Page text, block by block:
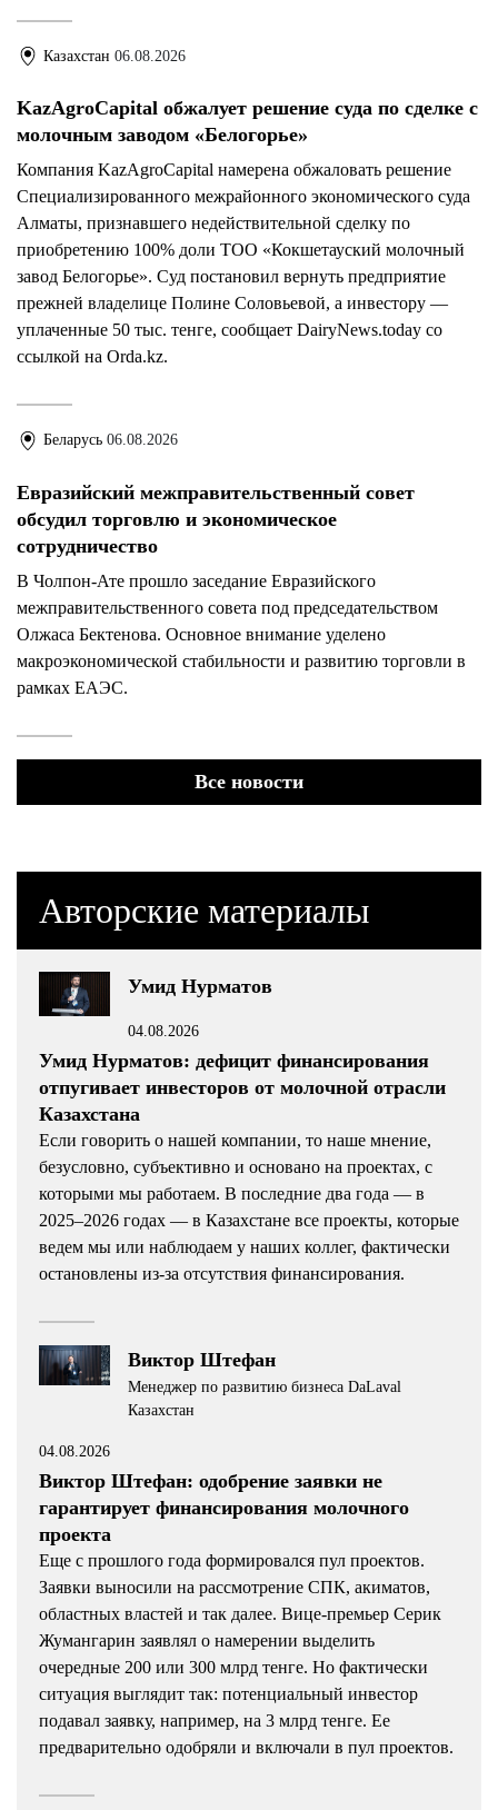
Казахстан 06.08.2026
KazAgroCapital обжалует решение суда по сделке с
молочным заводом «Белогорье»
Компания KazAgroCapital намерена обжаловать решение
Специализированного межрайонного экономического суда
Алматы, признавшего недействительной сделку по
приобретению 100% доли ТОО «Кокшетауский молочный
завод Белогорье». Суд постановил вернуть предприятие
прежней владелице Полине Соловьевой, а инвестору —
уплаченные 50 тыс. тенге, сообщает DairyNews.today со
ссылкой на Orda.kz.
Беларусь 06.08.2026
Евразийский межправительственный совет
обсудил торговлю и экономическое
сотрудничество
В Чолпон-Ате прошло заседание Евразийского
межправительственного совета под председательством
Олжаса Бектенова. Основное внимание уделено
макроэкономической стабильности и развитию торговли в
рамках ЕАЭС.
Все новости
Авторские материалы
Умид Нурматов
04.08.2026
Умид Нурматов: дефицит финансирования
отпугивает инвесторов от молочной отрасли
Казахстана
Если говорить о нашей компании, то наше мнение,
безусловно, субъективно и основано на проектах, с
которыми мы работаем. В последние два года — в
2025–2026 годах — в Казахстане все проекты, которые
ведем мы или наблюдаем у наших коллег, фактически
остановлены из-за отсутствия финансирования.
Виктор Штефан
Менеджер по развитию бизнеса DaLaval
Казахстан
04.08.2026
Виктор Штефан: одобрение заявки не
гарантирует финансирования молочного
проекта
Еще с прошлого года формировался пул проектов.
Заявки выносили на рассмотрение СПК, акиматов,
областных властей и так далее. Вице-премьер Серик
Жумангарин заявлял о намерении выделить
очередные 200 или 300 млрд тенге. Но фактически
ситуация выглядит так: потенциальный инвестор
подавал заявку, например, на 3 млрд тенге. Ее
предварительно одобряли и включали в пул проектов.